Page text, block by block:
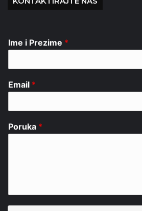
Ime i Prezime *
Email *
Poruka *